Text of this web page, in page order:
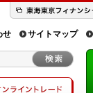
せ サイトマップ